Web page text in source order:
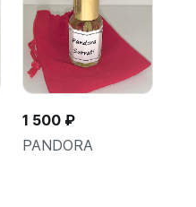
1 500 ₽
PANDORA